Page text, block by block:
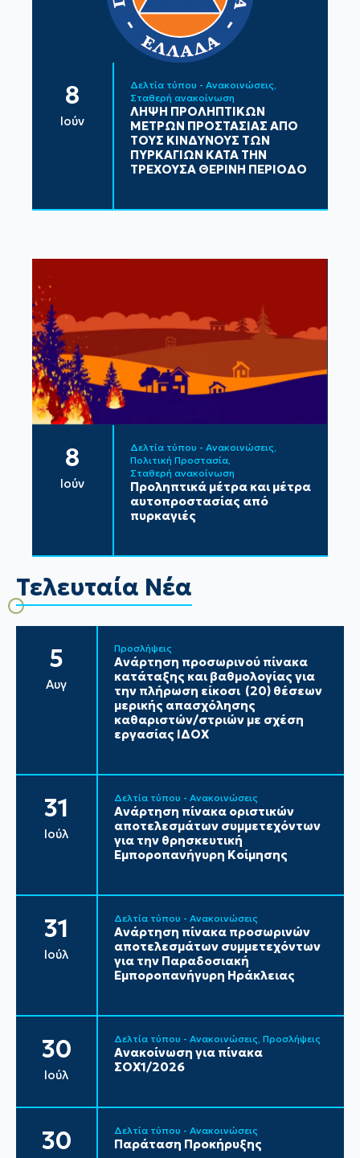
8
Ιούν
Δελτία τύπου - Ανακοινώσεις
Σταθερή ανακοίνωση
ΛΗΨΗ ΠΡΟΛΗΠΤΙΚΩΝ
ΜΕΤΡΩΝ ΠΡΟΣΤΑΣΙΑΣ ΑΠΟ
ΤΟΥΣ ΚΙΝΔΥΝΟΥΣ ΤΩΝ
ΠΥΡΚΑΓΙΩΝ ΚΑΤΑ ΤΗΝ
ΤΡΕΧΟΥΣΑ ΘΕΡΙΝΗ ΠΕΡΙΟΔΟ
8
Ιούν
Δελτία τύπου - Ανακοινώσεις
Πολιτική Προστασία
Σταθερή ανακοίνωση
Προληπτικά μέτρα και μέτρα
αυτοπροστασίας από
πυρκαγιές
Τελευταία Νέα
5
Αυγ
Προσλήψεις
Ανάρτηση προσωρινού πίνακα
κατάταξης και βαθμολογίας για
την πλήρωση είκοσι (20) θέσεων
μερικής απασχόλησης
καθαριστών/στριών με σχέση
εργασίας ΙΔΟΧ
31
Ιούλ
Δελτία τύπου - Ανακοινώσεις
Ανάρτηση πίνακα οριστικών
αποτελεσμάτων συμμετεχόντων
για την θρησκευτική
Εμποροπανήγυρη Κοίμησης
31
Ιούλ
Δελτία τύπου - Ανακοινώσεις
Ανάρτηση πίνακα προσωρινών
αποτελεσμάτων συμμετεχόντων
για την Παραδοσιακή
Εμποροπανήγυρη Ηράκλειας
30
Ιούλ
Δελτία τύπου - Ανακοινώσεις Προσλήψεις
Ανακοίνωση για πίνακα
ΣΟΧ1/2026
30 Δελτία τύπου - Ανακοινώσεις
Παράταση Προκήρυξης